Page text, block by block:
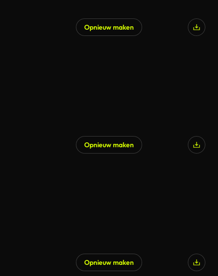
Opnieuw maken
Opnieuw maken
Opnieuw maken